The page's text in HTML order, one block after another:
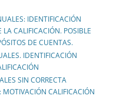
IDENTIFICACIÓN
CALIFICACIÓN. POSIBLE
DE CUENTAS.
IDENTIFICACIÓN
SIN CORRECTA
MOTIVACIÓN CALIFICACIÓN